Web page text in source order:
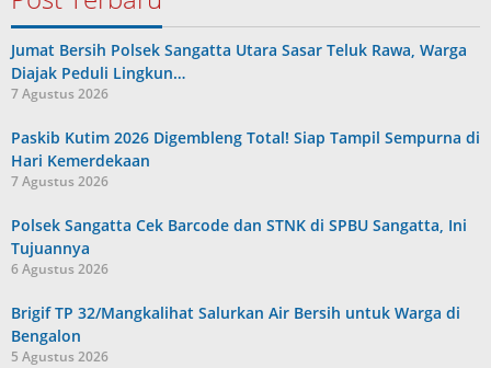
Jumat Bersih Polsek Sangatta Utara Sasar Teluk Rawa, Warga
Diajak Peduli Lingkun…
7 Agustus 2026
Paskib Kutim 2026 Digembleng Total! Siap Tampil Sempurna di
Hari Kemerdekaan
7 Agustus 2026
Polsek Sangatta Cek Barcode dan STNK di SPBU Sangatta, Ini
Tujuannya
6 Agustus 2026
Brigif TP 32/Mangkalihat Salurkan Air Bersih untuk Warga di
Bengalon
5 Agustus 2026